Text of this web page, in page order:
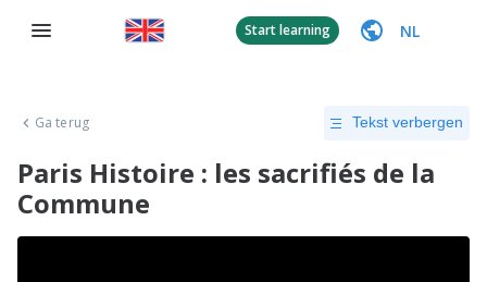
Start learning NL
Ga terug Tekst verbergen
Paris Histoire : les sacrifiés de la
Commune